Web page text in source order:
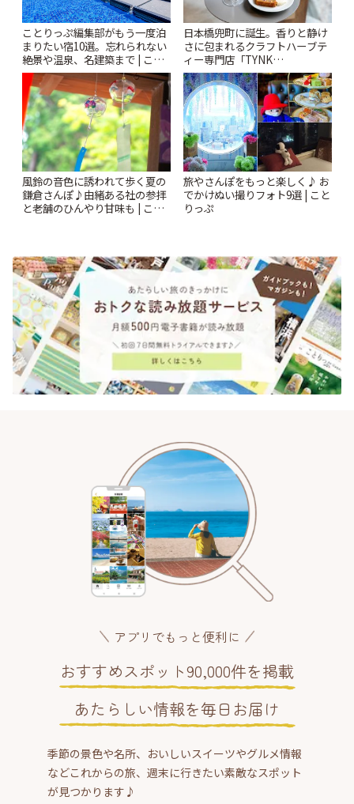
ことりっぷ編集部がもう一度泊
まりたい宿10選。忘れられない
絶景や温泉、名建築まで | こと
りっぷ
日本橋兜町に誕生。香りと静け
さに包まれるクラフトハーブテ
ィー専門店「TYNK
Kabutocho」 | ことりっぷ
風鈴の音色に誘われて歩く夏の
鎌倉さんぽ♪由緒ある社の参拝
と老舗のひんやり甘味も | こと
旅やさんぽをもっと楽しく♪ お
でかけぬい撮りフォト9選 | こと
りっぷ
アプリでもっと便利に
おすすめスポット90,000件を掲載
あたらしい情報を毎日お届け
季節の景色や名所、おいしいスイーツやグルメ情報
などこれからの旅、週末に行きたい素敵なスポット
が見つかります♪